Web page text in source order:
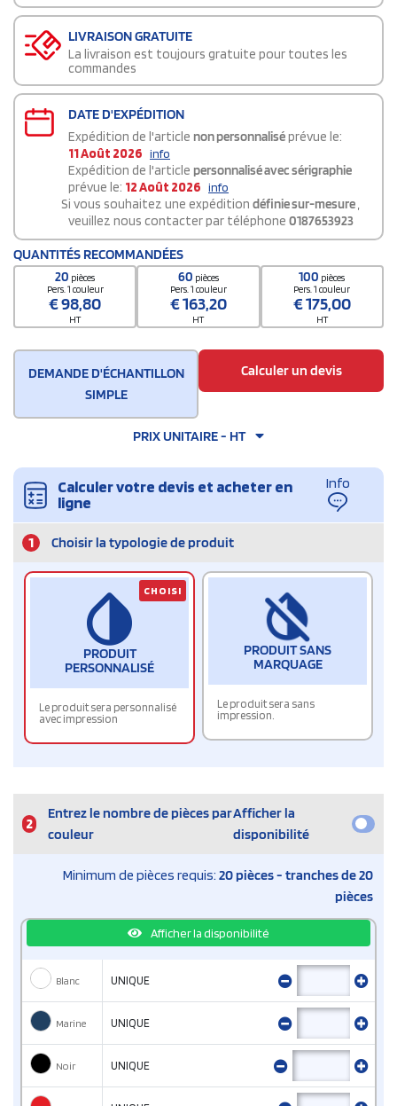
LIVRAISON GRATUITE
La livraison est toujours gratuite pour toutes les
commandes
DATE D'EXPÉDITION
Expédition de l'article non personnaliséprévue le:
11 Août 2026 info
Expédition de l'article personnalisé avec sérigraphie
prévue le: 12 Août 2026 info
Si vous souhaitez une expédition définie sur-mesure,
veuillez nous contacter par téléphone 0187653923
QUANTITÉS RECOMMANDÉES
20 pièces
Pers. 1 couleur
€98,80
HT
60 pièces
Pers. 1 couleur
€163,20
HT
100 pièces
Pers. 1 couleur
€175,00
HT
DEMANDE D'ÉCHANTILLON
SIMPLE
Calculer un devis
PRIX UNITAIRE - HT
Calculer votre devis et acheter en
ligne
Info
1 Choisir la typologie de produit
PRODUIT
PERSONNALISÉ
Le produit sera personnalisé
avec impression
CHOISI
PRODUIT SANS
MARQUAGE
Le produit sera sans
impression.
2
Entrez le nombre de pièces par
couleur
Afficher la
disponibilité
Minimum de pièces requis: 20 pièces - tranches de 20
pièces
Afficher la disponibilité
Blanc UNIQUE
Marine UNIQUE
Noir UNIQUE